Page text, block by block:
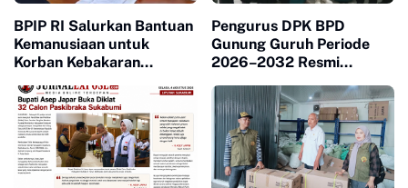
BPIP RI Salurkan Bantuan
Kemanusiaan untuk
Korban Kebakaran
Cisolok
Pengurus DPK BPD
Gunung Guruh Periode
2026–2032 Resmi
Pemerintahan Desa